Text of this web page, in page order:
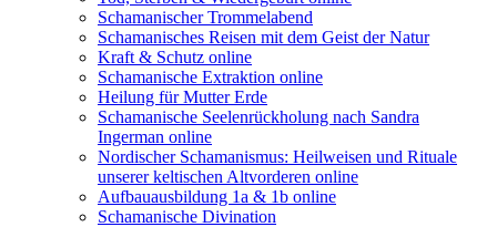
Schamanischer Trommelabend
Schamanisches Reisen mit dem Geist der Natur
Kraft & Schutz online
Schamanische Extraktion online
Heilung für Mutter Erde
Schamanische Seelenrückholung nach Sandra
Ingerman online
Nordischer Schamanismus: Heilweisen und Rituale
unserer keltischen Altvorderen online
Aufbauausbildung 1a & 1b online
Schamanische Divination